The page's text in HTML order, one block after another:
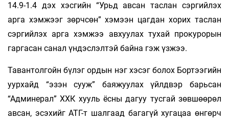
14.9-1.4 дэх хэсгийн “Урьд авсан таслан сэргийлэх
арга хэмжээг зөрчсөн” хэмээн цагдан хорих таслан
сэргийлэх арга хэмжээ авхуулах тухай прокурорын
гаргасан санал үн­дэслэлтэй байна гэж үзжээ.
Тавантолгойн бүлэг ордын нэг хэсэг болох Бортээгийн
уурхайд “эзэн сууж” баяжуулах үйлдвэр барьсан
“Админерал” ХХК хууль ёсны дагуу тусгай зөвшөөрөл
авсан, эсэхийг АТГ-т шалгаад багагүй хугацаа өнгөрч